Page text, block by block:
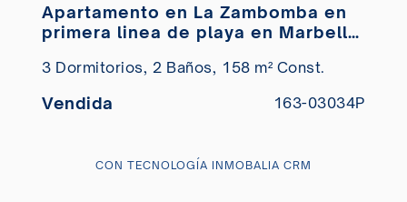
Apartamento en La Zambomba en
primera linea de playa en Marbella
3 Dormitorios, 2 Baños, 158 m² Const.
Vendida 163-03034P
CON TECNOLOGÍA INMOBALIA CRM